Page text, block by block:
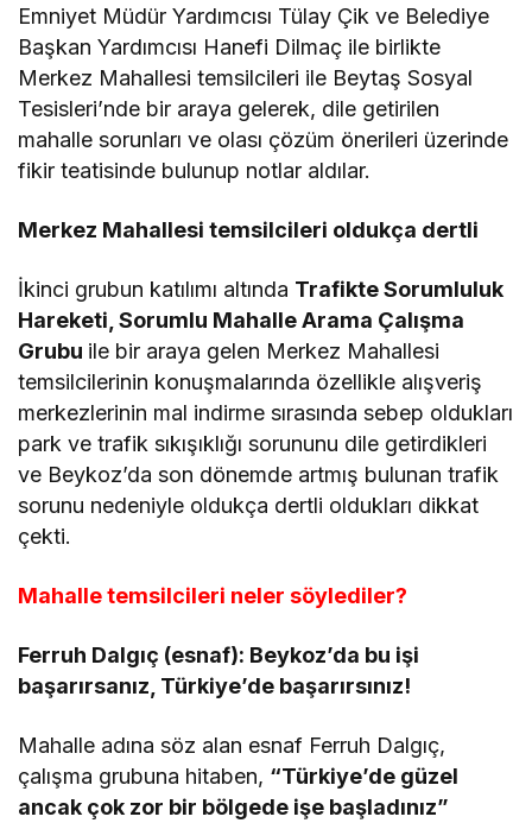
Emniyet Müdür Yardımcısı Tülay Çik ve Belediye
Başkan Yardımcısı Hanefi Dilmaç ile birlikte
Merkez Mahallesi temsilcileri ile Beytaş Sosyal
Tesisleri’nde bir araya gelerek, dile getirilen
mahalle sorunları ve olası çözüm önerileri üzerinde
fikir teatisinde bulunup notlar aldılar.
Merkez Mahallesi temsilcileri oldukça dertli
İkinci grubun katılımı altında Trafikte Sorumluluk
Hareketi, Sorumlu Mahalle Arama Çalışma
Grubu ile bir araya gelen Merkez Mahallesi
temsilcilerinin konuşmalarında özellikle alışveriş
merkezlerinin mal indirme sırasında sebep oldukları
park ve trafik sıkışıklığı sorununu dile getirdikleri
ve Beykoz’da son dönemde artmış bulunan trafik
sorunu nedeniyle oldukça dertli oldukları dikkat
çekti.
Mahalle temsilcileri neler söylediler?
Ferruh Dalgıç (esnaf): Beykoz’da bu işi
başarırsanız, Türkiye’de başarırsınız!
Mahalle adına söz alan esnaf Ferruh Dalgıç,
çalışma grubuna hitaben, “Türkiye’de güzel
ancak çok zor bir bölgede işe başladınız”